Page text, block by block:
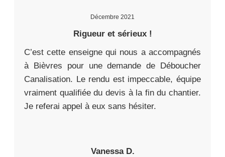
Décembre 2021
Rigueur et sérieux !
C’est cette enseigne qui nous a accompagnés
à Bièvres pour une demande de Déboucher
Canalisation. Le rendu est impeccable, équipe
vraiment qualifiée du devis à la fin du chantier.
Je referai appel à eux sans hésiter.
Vanessa D.